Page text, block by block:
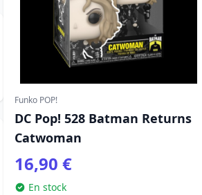
Funko POP!
DC Pop! 528 Batman Returns
Catwoman
16,90 €
En stock